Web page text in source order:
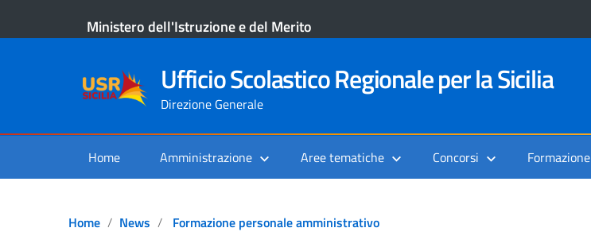
Ministero dell'Istruzione e del Merito
Ufficio Scolastico Regionale per la Sicilia
Direzione Generale
Home Amministrazione Aree tematiche Concorsi Formazione
Home News Formazione personale amministrativo